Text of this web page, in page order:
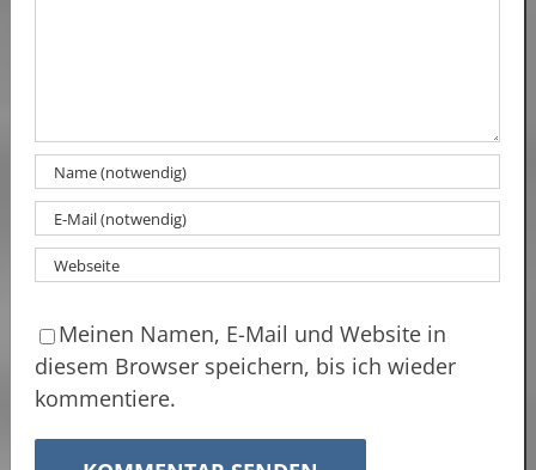
Meinen Namen, E-Mail und Website in
diesem Browser speichern, bis ich wieder
kommentiere.